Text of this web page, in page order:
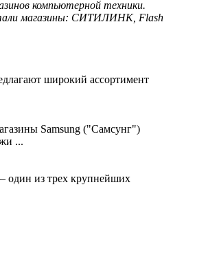
широкий ассортимент
Samsung ("Самсунг")
...
один из трех крупнейших